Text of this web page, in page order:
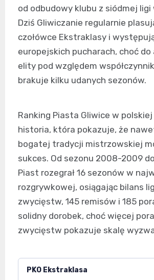
od odbudowy klubu z siódmej
Dziś Gliwiczanie regularnie
czołówce Ekstraklasy i
europejskich pucharach, choć
elity pod względem
brakuje kilku udanych sezonów.
Ranking Piasta Gliwice w polskiej
historia, która pokazuje, że
bogatej tradycji mistrzowskiej
sukces. Od sezonu 2008-2009
Piast rozegrał 16 sezonów w
rozgrywkowej, osiągając bilans
zwycięstw, 145 remisów i 185
solidny dorobek, choć więcej
zwycięstw pokazuje skalę
PKO Ekstraklasa